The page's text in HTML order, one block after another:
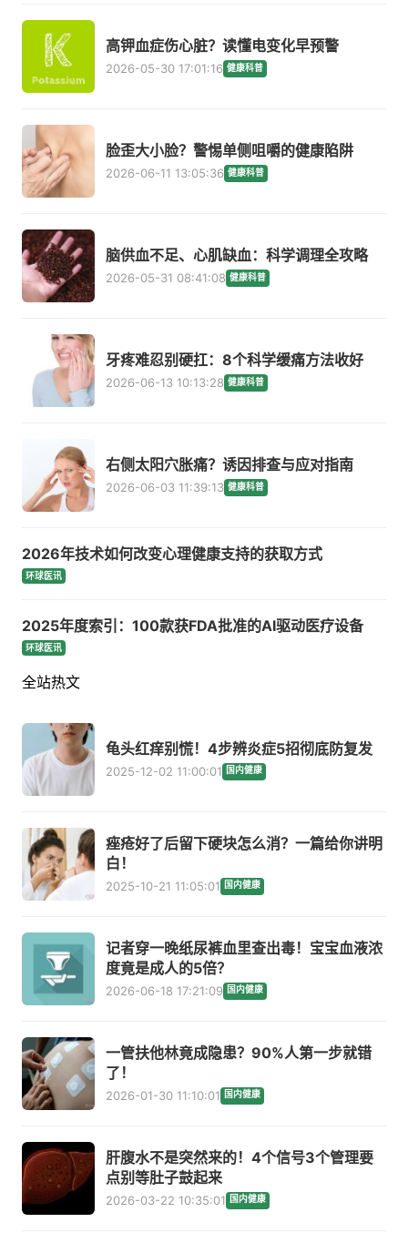
高钾血症伤心脏？读懂电变化早预警
2026-05-30 17:01:16 健康科普
脸歪大小脸？警惕单侧咀嚼的健康陷阱
2026-06-11 13:05:36 健康科普
脑供血不足、心肌缺血：科学调理全攻略
2026-05-31 08:41:08 健康科普
牙疼难忍别硬扛：8个科学缓痛方法收好
2026-06-13 10:13:28 健康科普
右侧太阳穴胀痛？诱因排查与应对指南
2026-06-03 11:39:13 健康科普
2026年技术如何改变心理健康支持的获取方式
环球医讯
2025年度索引：100款获FDA批准的AI驱动医疗设备
环球医讯
全站热文
龟头红痒别慌！4步辨炎症5招彻底防复发
2025-12-02 11:00:01 国内健康
痤疮好了后留下硬块怎么消？一篇给你讲明
白！
2025-10-21 11:05:01 国内健康
记者穿一晚纸尿裤血里查出毒！宝宝血液浓
度竟是成人的5倍？
2026-06-18 17:21:09 国内健康
一管扶他林竟成隐患？90%人第一步就错
了！
2026-01-30 11:10:01 国内健康
肝腹水不是突然来的！4个信号3个管理要
点别等肚子鼓起来
2026-03-22 10:35:01 国内健康